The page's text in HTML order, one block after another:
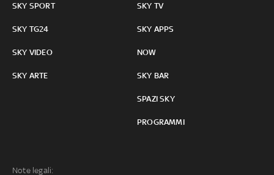
SKY SPORT
SKY TG24
SKY VIDEO
SKY ARTE
SKY TV
SKY APPS
NOW
SKY BAR
SPAZI SKY
PROGRAMMI
Note legali: